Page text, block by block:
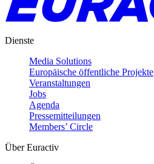
Dienste
Media Solutions
Europäische öffentliche Projekte
Veranstaltungen
Jobs
Agenda
Pressemitteilungen
Members’ Circle
Über Euractiv